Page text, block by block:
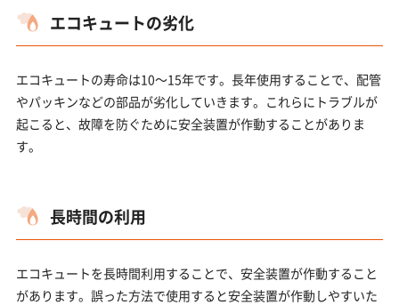
エコキュートの劣化
エコキュートの寿命は10～15年です。長年使用することで、配管
やパッキンなどの部品が劣化していきます。これらにトラブルが
起こると、故障を防ぐために安全装置が作動することがありま
す。
長時間の利用
エコキュートを長時間利用することで、安全装置が作動すること
があります。誤った方法で使用すると安全装置が作動しやすいた